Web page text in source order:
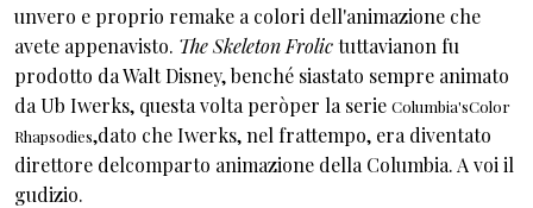
unvero e proprio remake a colori dell'animazione che
avete appenavisto. The Skeleton Frolictuttavianon fu
prodotto da Walt Disney, benché siastato sempre animato
da Ub Iwerks, questa volta peròper la serie Columbia'sColor
Rhapsodies,dato che Iwerks, nel frattempo, era diventato
direttore delcomparto animazione della Columbia. A voi il
gudizio.